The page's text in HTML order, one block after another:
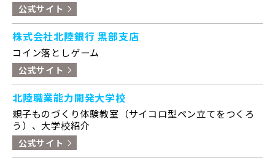
公式サイト
株式会社北陸銀行 黒部支店
コイン落としゲーム
公式サイト
北陸職業能力開発大学校
親子ものづくり体験教室（サイコロ型ペン立てをつくろ
う）、大学校紹介
公式サイト